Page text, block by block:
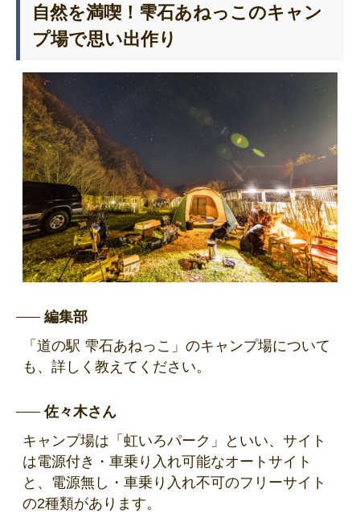
自然を満喫！雫石あねっこのキャン
プ場で思い出作り
編集部
「道の駅 雫石あねっこ」のキャンプ場について
も、詳しく教えてください。
佐々木さん
キャンプ場は「虹いろパーク」といい、サイト
は電源付き・車乗り入れ可能なオートサイト
と、電源無し・車乗り入れ不可のフリーサイト
の2種類があります。